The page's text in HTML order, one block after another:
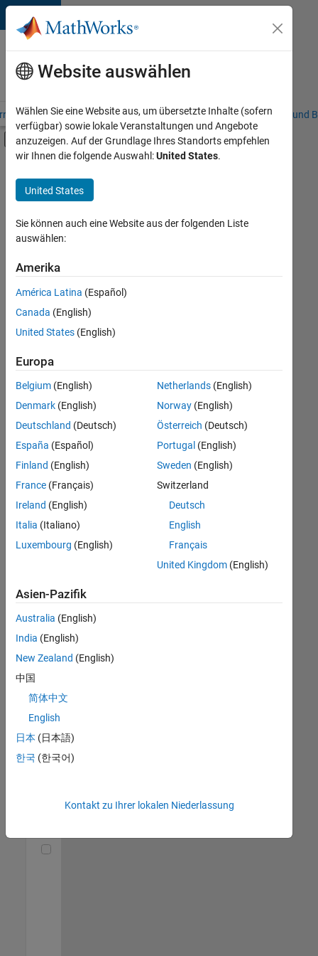
Weiter zum Inhalt
Karriere
bei
MathWorks
– Übersicht Stellensuche Niederlassungen Studierende und
Umschaltung für Off-Canvas-
Hauptinhalt
Ausgewählte
speichern
Es
nicht
alle
Stellen
übersetzt.
Sie
nach
einem
Standort,
um
alle
in
Ihrer
Region
Account
Manager -
Commercial
(m/f/d)
DE-München
Senior Utilities and Energy Market Developer (m/f/d)
and Energy
Market
Developer
Marketing |
Website auswählen
Wählen Sie eine Website aus, um übersetzte Inhalte (sofern
verfügbar) sowie lokale Veranstaltungen und Angebote
anzuzeigen. Auf der Grundlage Ihres Standorts empfehlen
wir Ihnen die folgende Auswahl:United States.
United States
Sie können auch eine Website aus der folgenden Liste
auswählen:
Amerika
América Latina (Español)
Canada (English)
United States (English)
Europa
Belgium (English)
Denmark (English)
Deutschland (Deutsch)
España (Español)
Finland (English)
France (Français)
Ireland (English)
Italia (Italiano)
Luxembourg (English)
Netherlands(English)
Norway(English)
Österreich (Deutsch)
Portugal (English)
Sweden (English)
Switzerland
Deutsch
English
Français
United Kingdom(English)
Asien-Pazifik
Australia (English)
India (English)
New Zealand (English)
中国
简体中文
English
日本 (日本語)
한국 (한국어)
Kontakt zu Ihrer lokalen Niederlassung